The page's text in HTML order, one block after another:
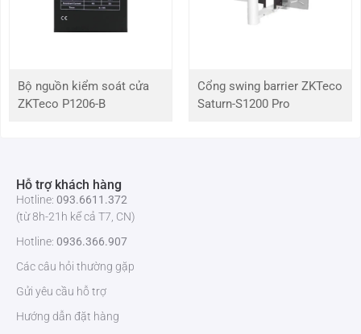
Kích thước 90 × 90 × 16 mm
Độ ẩm làm việc
Để biết thêm thông tin chi tiết về đầu đọc thẻ
nhận báo giá tốt nhất, vui lòng liên hệ:
cam kết mang đến cho bạn giải pháp kiểm soát ra vào hiệu quả, an
toàn và đáng tin cậy. Hãy liên hệ ngay để được tư vấn và hỗ trợ tốt
nhất!
Bộ nguồn kiểm soát cửa
ZKTeco P1206-B
Cổng swing barrier ZKTeco
Saturn-S1200 Pro
Hỗ trợ khách hàng
Hotline: 093.6611.372
(từ 8h-21h kể cả T7, CN)
Hotline: 0936.366.907
Các câu hỏi thường gặp
Gửi yêu cầu hỗ trợ
Hướng dẫn đặt hàng